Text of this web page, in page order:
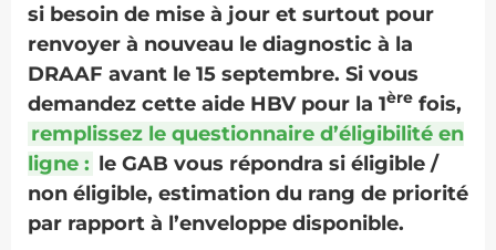
si besoin de mise à jour et surtout pour
renvoyer à nouveau le diagnostic à la
DRAAF avant le 15 septembre. Si vous
demandez cette aide HBV pour la 1ère fois,
remplissez le questionnaire d’éligibilité en
ligne : le GAB vous répondra si éligible /
non éligible, estimation du rang de priorité
par rapport à l’enveloppe disponible.